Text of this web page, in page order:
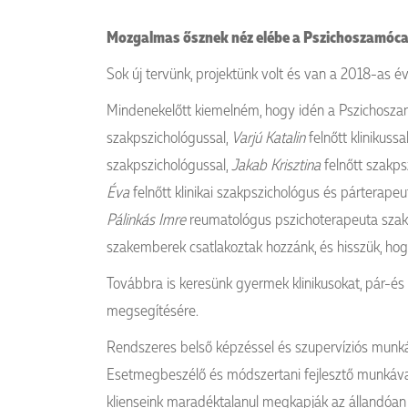
Mozgalmas ősznek néz elébe a
Sok új tervünk, projektünk volt és van a 2018-as
Mindenekelőtt kiemelném, hogy idén a
szakpszichológussal, Varjú Katalinfelnőtt
szakpszichológussal, Jakab Krisztinafelnőtt
Évafelnőtt klinikai szakpszichológus és
Pálinkás Imrereumatológus pszichoterapeuta
szakemberek csatlakoztak hozzánk, és hisszük,
Továbbra is keresünk gyermek klinikusokat, pár-
megsegítésére.
Rendszeres belső képzéssel és szupervíziós
Esetmegbeszélő és módszertani fejlesztő
klienseink maradéktalanul megkapják az